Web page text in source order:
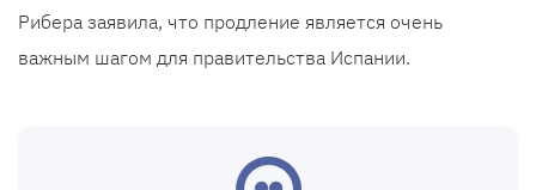
Рибера заявила, что продление является очень
важным шагом для правительства Испании.